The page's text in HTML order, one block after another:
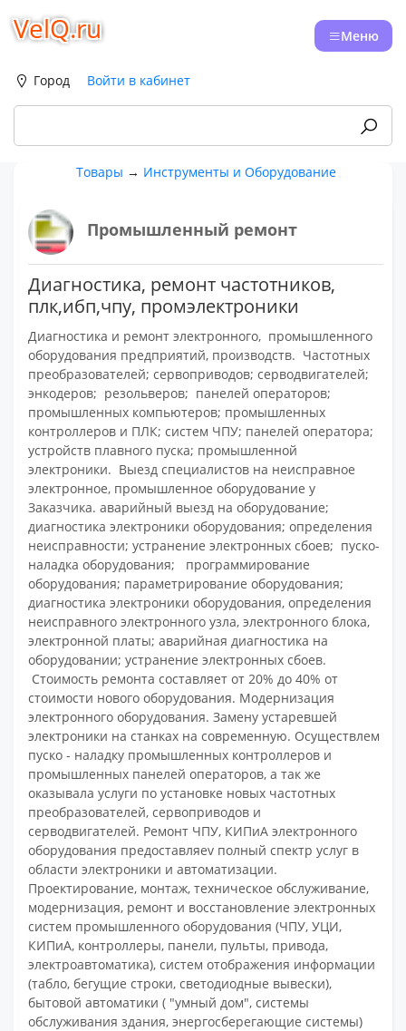
VelQ.ru Меню
Город Войти в кабинет
Товары → Инструменты и Оборудование
Промышленный ремонт
Диагностика, ремонт частотников,
плк,ибп,чпу, промэлектроники
Диагностика и ремонт электронного, промышленного
оборудования предприятий, производств. Частотных
преобразователей; сервоприводов; серводвигателей;
энкодеров; резольверов; панелей операторов;
промышленных компьютеров; промышленных
контроллеров и ПЛК; систем ЧПУ; панелей оператора;
устройств плавного пуска; промышленной
электроники. Выезд специалистов на неисправное
электронное, промышленное оборудование у
Заказчика. аварийный выезд на оборудование;
диагностика электроники оборудования; определения
неисправности; устранение электронных сбоев; пуско-
наладка оборудования; программирование
оборудования; параметрирование оборудования;
диагностика электроники оборудования, определения
неисправного электронного узла, электронного блока,
электронной платы; аварийная диагностика на
оборудовании; устранение электронных сбоев.
Стоимость ремонта составляет от 20% до 40% от
стоимости нового оборудования. Модернизация
электронного оборудования. Замену устаревшей
электроники на станках на современную. Осуществлем
пуско - наладку промышленных контроллеров и
промышленных панелей операторов, а так же
оказывала услуги по установке новых частотных
преобразователей, сервоприводов и
серводвигателей. Ремонт ЧПУ, КИПиА электронного
оборудования предоставляеv полный спектр услуг в
области электроники и автоматизации.
Проектирование, монтаж, техническое обслуживание,
модернизация, ремонт и восстановление электронных
систем промышленного оборудования (ЧПУ, УЦИ,
КИПиА, контроллеры, панели, пульты, привода,
электроавтоматика), систем отображения информации
(табло, бегущие строки, светодиодные вывески),
бытовой автоматики ( "умный дом", системы
обслуживания здания, энергосберегающие системы)